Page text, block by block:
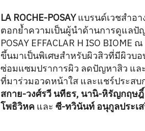
LA ROCHE-POSAYแบรนด์เวชสำอ
ตอกย้ำความเป็นผู้นำด้านการดูแลปั
POSAY EFFACLAR H ISO
ขึ้นมาเป็นพิเศษสำหรับผิวสิวที่มีผิวบ
ซ่อมแซมปราการผิว ลดปัญหาสิว แล
ที่มาร่วมอวดหน้าใส และแชร์ประสบ
สกาย-วงศ์รวี นทีธร, นานิ-หิรัญกฤษ
โพธิวิหค และ ซี-ทวินันท์ อนุกูลประเ